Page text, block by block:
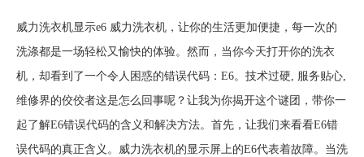
威力洗衣机显示e6 威力洗衣机，让你的生活更加便捷，每一次的
洗涤都是一场轻松又愉快的体验。然而，当你今天打开你的洗衣
机，却看到了一个令人困惑的错误代码：E6。技术过硬, 服务贴心,
维修界的佼佼者这是怎么回事呢？让我为你揭开这个谜团，带你一
起了解E6错误代码的含义和解决方法。首先，让我们来看看E6错
误代码的真正含义。威力洗衣机的显示屏上的E6代表着故障。当洗